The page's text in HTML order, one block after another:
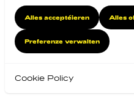
Alles acceptéieren Alles
Preferenze verwalten
Cookie Policy